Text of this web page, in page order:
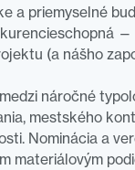
a priemyselné
(a nášho
náročné
mestského
Nominácia a
materiálovým